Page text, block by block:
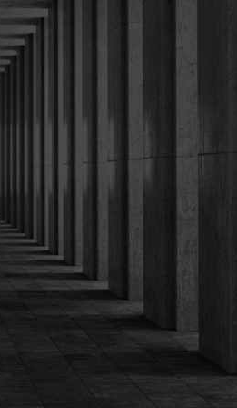
Efekt 3D powiększający optycznie
Nowoczesny motyw LED w
Wyrazisty akcent za telewizorem lub